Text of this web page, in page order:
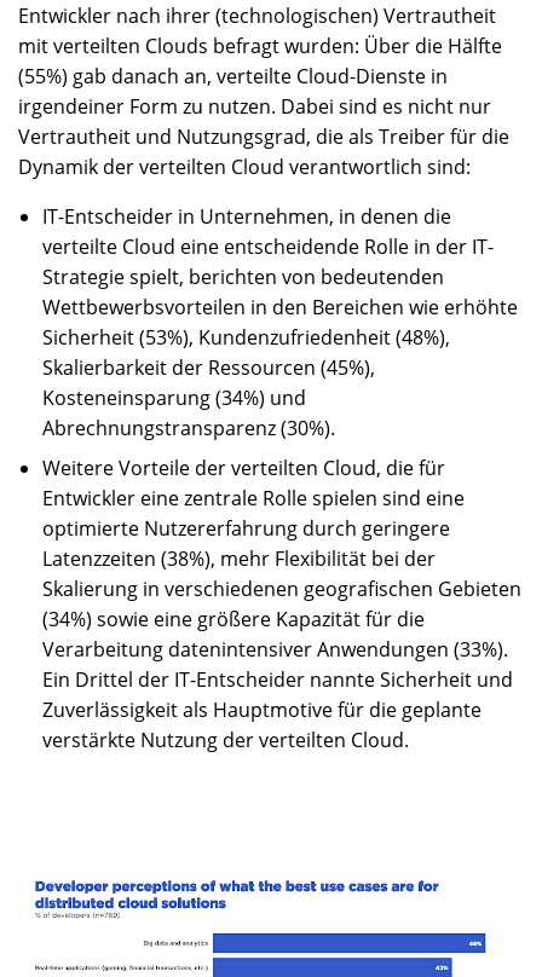
Entwickler nach ihrer (technologischen) Vertrautheit
mit verteilten Clouds befragt wurden: Über die Hälfte
(55%) gab danach an, verteilte Cloud-Dienste in
irgendeiner Form zu nutzen. Dabei sind es nicht nur
Vertrautheit und Nutzungsgrad, die als Treiber für die
Dynamik der verteilten Cloud verantwortlich sind:
IT-Entscheider in Unternehmen, in denen die
verteilte Cloud eine entscheidende Rolle in der IT-
Strategie spielt, berichten von bedeutenden
Wettbewerbsvorteilen in den Bereichen wie erhöhte
Sicherheit (53%), Kundenzufriedenheit (48%),
Skalierbarkeit der Ressourcen (45%),
Kosteneinsparung (34%) und
Abrechnungstransparenz (30%).
Weitere Vorteile der verteilten Cloud, die für
Entwickler eine zentrale Rolle spielen sind eine
optimierte Nutzererfahrung durch geringere
Latenzzeiten (38%), mehr Flexibilität bei der
Skalierung in verschiedenen geografischen Gebieten
(34%) sowie eine größere Kapazität für die
Verarbeitung datenintensiver Anwendungen (33%).
Ein Drittel der IT-Entscheider nannte Sicherheit und
Zuverlässigkeit als Hauptmotive für die geplante
verstärkte Nutzung der verteilten Cloud.